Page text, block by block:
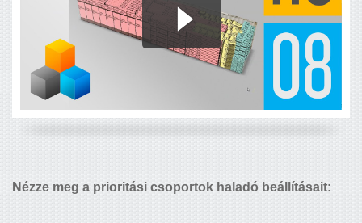
Nézze meg a prioritási csoportok haladó beállításait: